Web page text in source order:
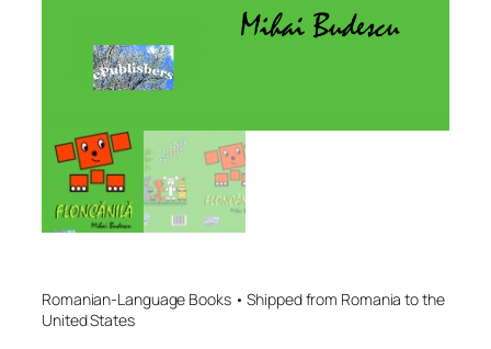
Romanian-Language Books • Shipped from Romania to the
United States